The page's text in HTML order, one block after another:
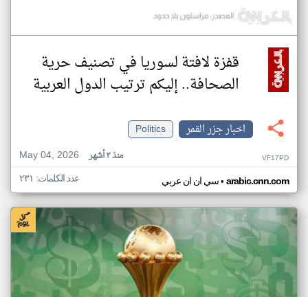
قفزة لافتة لسوريا في تصنيف حرية
الصحافة.. إليكم ترتيب الدول العربية
اخبار جزر القمر
Politics
May 04, 2026
منذ ٣ أشهر VF17PD
سي ان ان عربي• arabic.cnn.com عدد الكلمات: ٢٣١